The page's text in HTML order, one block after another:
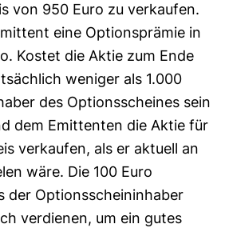
von 950 Euro zu verkaufen.
eine Optionsprämie in
Kostet die Aktie zum Ende
weniger als 1.000
des Optionsscheines sein
dem Emittenten die Aktie für
verkaufen, als er aktuell an
wäre. Die 100 Euro
der Optionsscheininhaber
verdienen, um ein gutes